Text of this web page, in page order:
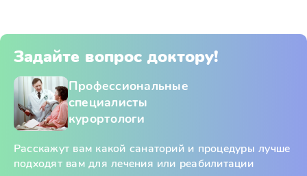
Задайте вопрос доктору!
Профессиональные
специалисты
курортологи
Расскажут вам какой санаторий и процедуры лучше
подходят вам для лечения или реабилитации